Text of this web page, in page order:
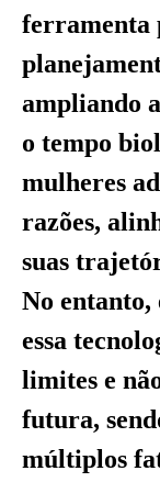
ferramenta
ampliando
o tempo
mulheres
razões,
suas
No entanto,
essa
limites e
futura,
múltiplos